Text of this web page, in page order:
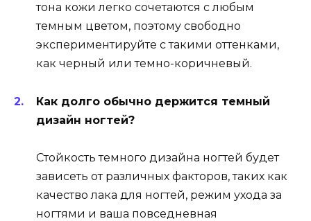
тона кожи легко сочетаются с любым
темным цветом, поэтому свободно
экспериментируйте с такими оттенками,
как черный или темно-коричневый.
Как долго обычно держится темный
дизайн ногтей?
Стойкость темного дизайна ногтей будет
зависеть от различных факторов, таких как
качество лака для ногтей, режим ухода за
ногтями и ваша повседневная